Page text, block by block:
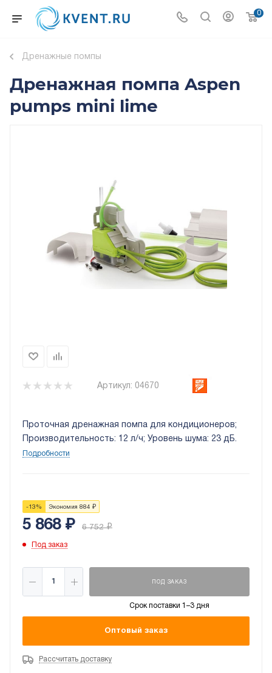
0
Дренажные помпы
Дренажная помпа Aspen
pumps mini lime
Артикул: 04670
Проточная дренажная помпа для кондиционеров;
Производительность: 12 л/ч; Уровень шума: 23 дБ.
Подробности
-13 % Экономия 884 ₽
5 868₽ 6 752₽
Под заказ
ПОД ЗАКАЗ
Срок поставки 1–3 дня
Оптовый заказ
Рассчитать доставку